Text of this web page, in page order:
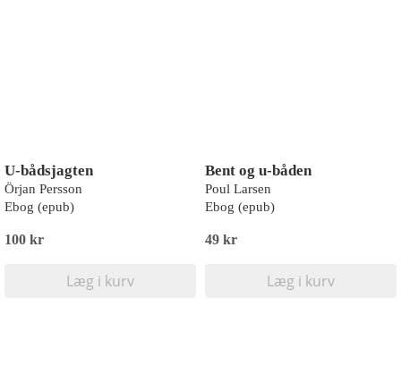
U-bådsjagten
Örjan Persson
Ebog (epub)
100 kr
Læg i kurv
Bent og u-båden
Poul Larsen
Ebog (epub)
49 kr
Læg i kurv